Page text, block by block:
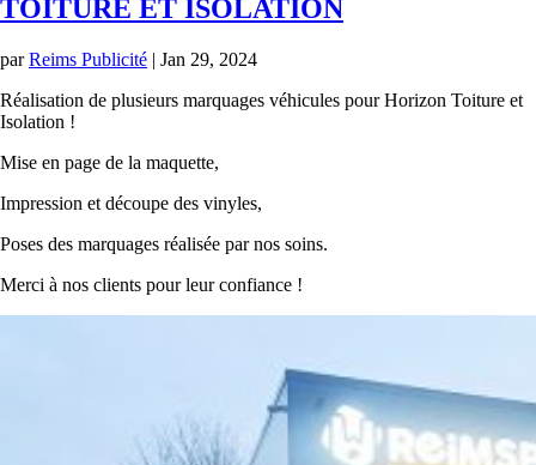
TOITURE ET ISOLATION
parReims Publicité | Jan 29, 2024
Réalisation de plusieurs marquages véhicules pour Horizon Toiture et
Isolation !
Mise en page de la maquette,
Impression et découpe des vinyles,
Poses des marquages réalisée par nos soins.
Merci à nos clients pour leur confiance !